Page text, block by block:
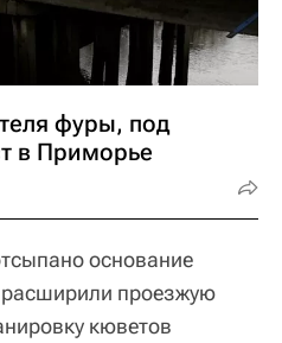
фуры, под
в Приморье
основание
проезжую
кюветов